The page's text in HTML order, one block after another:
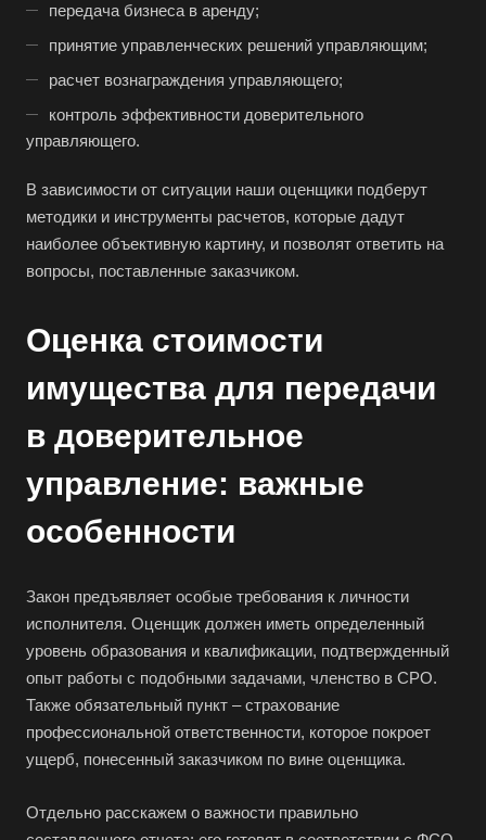
передача бизнеса в аренду;
принятие управленческих решений управляющим;
расчет вознаграждения управляющего;
контроль эффективности доверительного
управляющего.
В зависимости от ситуации наши оценщики подберут
методики и инструменты расчетов, которые дадут
наиболее объективную картину, и позволят ответить на
вопросы, поставленные заказчиком.
Оценка стоимости
имущества для передачи
в доверительное
управление: важные
особенности
Закон предъявляет особые требования к личности
исполнителя. Оценщик должен иметь определенный
уровень образования и квалификации, подтвержденный
опыт работы с подобными задачами, членство в СРО.
Также обязательный пункт – страхование
профессиональной ответственности, которое покроет
ущерб, понесенный заказчиком по вине оценщика.
Отдельно расскажем о важности правильно
Выберите ваш город
Например:Слободской
Абакан
Абинск